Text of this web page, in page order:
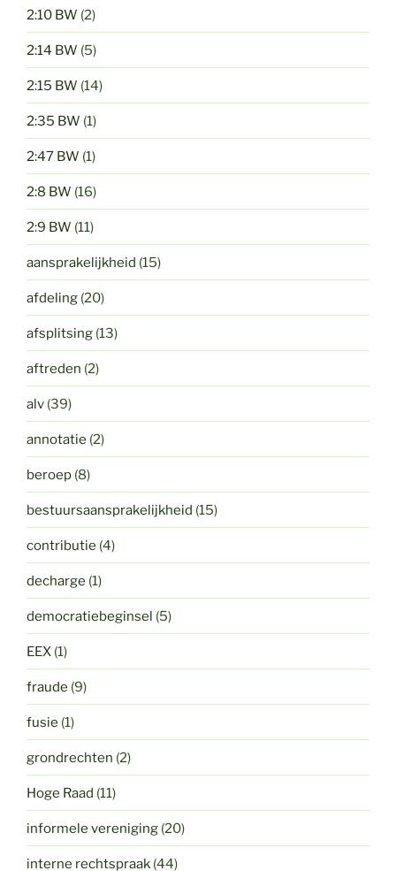
2:10 BW (2)
2:14 BW (5)
2:15 BW (14)
2:35 BW (1)
2:47 BW (1)
2:8 BW (16)
2:9 BW (11)
aansprakelijkheid (15)
afdeling (20)
afsplitsing (13)
aftreden (2)
alv (39)
annotatie (2)
beroep (8)
bestuursaansprakelijkheid (15)
contributie (4)
decharge (1)
democratiebeginsel (5)
EEX (1)
fraude (9)
fusie (1)
grondrechten (2)
Hoge Raad (11)
informele vereniging (20)
interne rechtspraak (44)